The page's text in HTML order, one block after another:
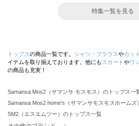
特集一覧を見る
トップスの商品一覧です。 シャツ・ブラウスやカッ
イテムを取り揃えております。他にも スカート やワ
の商品も充実！
Samansa Mos2（サマンサ モスモス）のトップス一
Samansa Mos2 home's（サマンサモスモスホームズ
SM2（エスエムツー）のトップス一覧
TSUHARU by Samansa Mos2（ツハルバイサマンサ